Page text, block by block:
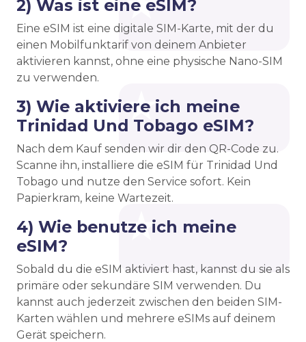
2) Was ist eine eSIM?
Eine eSIM ist eine digitale SIM-Karte, mit der du
einen Mobilfunktarif von deinem Anbieter
aktivieren kannst, ohne eine physische Nano-SIM
zu verwenden.
3) Wie aktiviere ich meine
Trinidad Und Tobago eSIM?
Nach dem Kauf senden wir dir den QR-Code zu.
Scanne ihn, installiere die eSIM für Trinidad Und
Tobago und nutze den Service sofort. Kein
Papierkram, keine Wartezeit.
4) Wie benutze ich meine
eSIM?
Sobald du die eSIM aktiviert hast, kannst du sie als
primäre oder sekundäre SIM verwenden. Du
kannst auch jederzeit zwischen den beiden SIM-
Karten wählen und mehrere eSIMs auf deinem
Gerät speichern.